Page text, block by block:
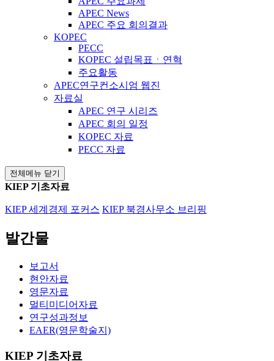
APEC News
APEC 주요 회의결과
KOPEC
PECC
KOPEC 설립목표ㆍ연혁
주요활동
APEC연구컨소시엄 웹진
자료실
APEC 연구 시리즈
APEC 회의 일정
KOPEC 자료
PECC 자료
전체메뉴 닫기
KIEP 기초자료
KIEP 세계경제 포커스 KIEP 북경사무소 브리핑
발간물
보고서
현안자료
영문자료
멀티미디어자료
연구성과정보
EAER(영문학술지)
KIEP 기초자료